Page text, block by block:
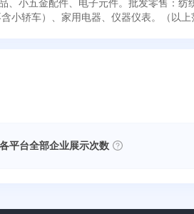
小轿车）、家用电器、仪器仪表。（以上
平台全部企业展示次数